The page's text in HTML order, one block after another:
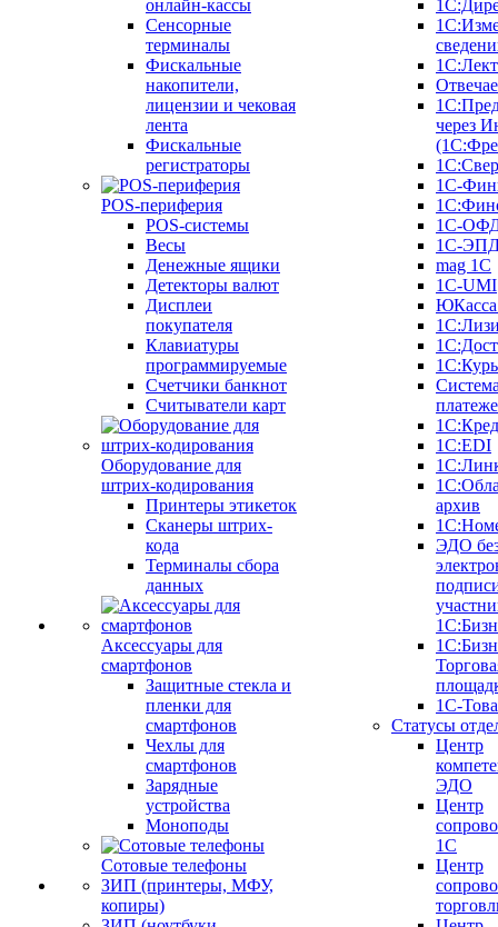
онлайн-кассы
Сенсорные
терминалы
Фискальные
накопители,
лицензии и чековая
лента
Фискальные
регистраторы
POS-периферия
POS-системы
Весы
Денежные ящики
Детекторы валют
Дисплеи
покупателя
Клавиатуры
программируемые
Счетчики банкнот
Считыватели карт
Оборудование для
штрих-кодирования
Принтеры этикеток
Сканеры штрих-
кода
Терминалы сбора
данных
Аксессуары для
смартфонов
Защитные стекла и
пленки для
смартфонов
Чехлы для
смартфонов
Зарядные
устройства
Моноподы
Сотовые телефоны
ЗИП (принтеры, МФУ,
копиры)
через
1С-
1С-
1С-
mag 1C
1C-UMI
1С:EDI
архив
ЭДО
1С-
Статусы
Центр
ЭДО
Центр
1С
Центр